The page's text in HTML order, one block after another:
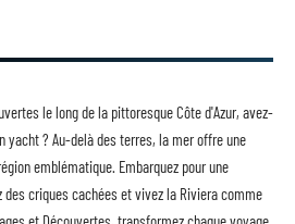
le long de la pittoresque Côte d'Azur, avez-
yacht? Au-delà des terres, la mer offre une
emblématique. Embarquez pour une
des criques cachées et vivez la Riviera comme